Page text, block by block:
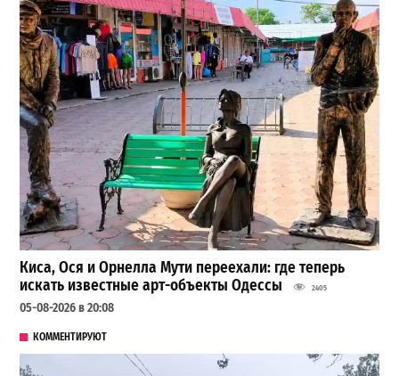
Киса, Ося и Орнелла Мути переехали: где теперь
искать известные арт-объекты Одессы
2405
05-08-2026 в 20:08
КОММЕНТИРУЮТ